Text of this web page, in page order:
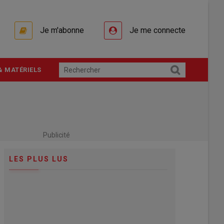
Je m'abonne Je me connecte
MATÉRIELS
Publicité
LES PLUS LUS